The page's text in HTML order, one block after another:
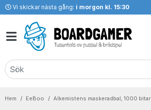
Vi skickar nästa gång: i morgon kl. 15:30
Hem EeBoo Alkemistens maskeradbal, 1000 bitar